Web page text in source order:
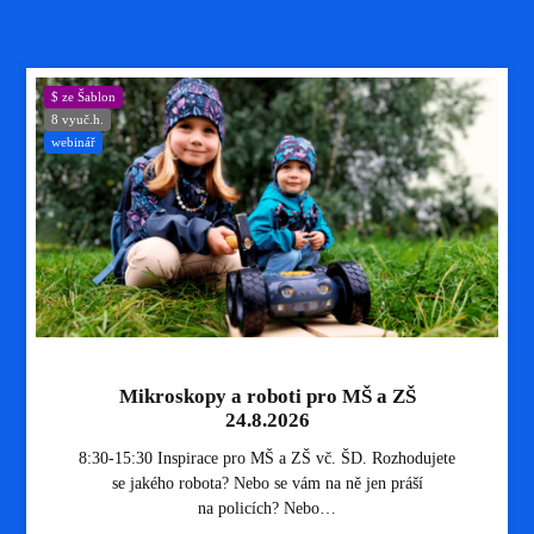
$ ze Šablon
8 vyuč.h.
webinář
Mikroskopy a roboti pro MŠ a ZŠ
24.8.2026
8:30-15:30 Inspirace pro MŠ a ZŠ vč. ŠD. Rozhodujete
se jakého robota? Nebo se vám na ně jen práší
na policích? Nebo…